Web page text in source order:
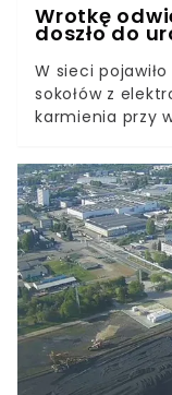
Wrotkę
doszło do
W sieci
sokołów z
karmienia przy
jeszcze
jej licznemu
zareagowała
Internauci
komentarzach